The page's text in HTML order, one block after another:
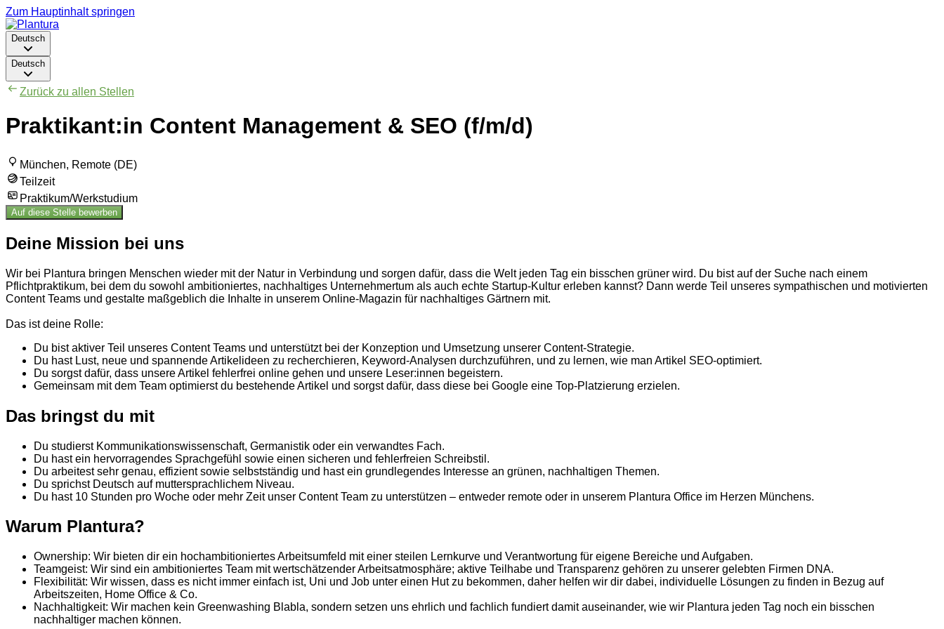
Zum Hauptinhalt springen
Deutsch
Deutsch
Zurück zu allen Stellen
Praktikant:in Content Management & SEO (f/m/d)
München, Remote (DE)
Teilzeit
Praktikum/Werkstudium
Auf diese Stelle bewerben
Deine Mission bei uns
Wir bei Plantura bringen Menschen wieder mit der Natur in Verbindung und sorgen dafür, dass die Welt jeden Tag ein bisschen grüner wird. Du bist auf der Suche nach einem
Pflichtpraktikum, bei dem du sowohl ambitioniertes, nachhaltiges Unternehmertum als auch echte Startup-Kultur erleben kannst? Dann werde Teil unseres sympathischen und motivierten
Content Teams und gestalte maßgeblich die Inhalte in unserem Online-Magazin für nachhaltiges Gärtnern mit.
Das ist deine Rolle:
Du bist aktiver Teil unseres Content Teams und unterstützt bei der Konzeption und Umsetzung unserer Content-Strategie.
Du hast Lust, neue und spannende Artikelideen zu recherchieren, Keyword-Analysen durchzuführen, und zu lernen, wie man Artikel SEO-optimiert.
Du sorgst dafür, dass unsere Artikel fehlerfrei online gehen und unsere Leser:innen begeistern.
Gemeinsam mit dem Team optimierst du bestehende Artikel und sorgst dafür, dass diese bei Google eine Top-Platzierung erzielen.
Das bringst du mit
Du studierst Kommunikationswissenschaft, Germanistik oder ein verwandtes Fach.
Du hast ein hervorragendes Sprachgefühl sowie einen sicheren und fehlerfreien Schreibstil.
Du arbeitest sehr genau, effizient sowie selbstständig und hast ein grundlegendes Interesse an grünen, nachhaltigen Themen.
Du sprichst Deutsch auf muttersprachlichem Niveau.
Du hast 10 Stunden pro Woche oder mehr Zeit unser Content Team zu unterstützen – entweder remote oder in unserem Plantura Office im Herzen Münchens.
Warum Plantura?
Ownership: Wir bieten dir ein hochambitioniertes Arbeitsumfeld mit einer steilen Lernkurve und Verantwortung für eigene Bereiche und Aufgaben.
Teamgeist: Wir sind ein ambitioniertes Team mit wertschätzender Arbeitsatmosphäre; aktive Teilhabe und Transparenz gehören zu unserer gelebten Firmen DNA.
Flexibilität: Wir wissen, dass es nicht immer einfach ist, Uni und Job unter einen Hut zu bekommen, daher helfen wir dir dabei, individuelle Lösungen zu finden in Bezug auf
Arbeitszeiten, Home Office & Co.
Nachhaltigkeit: Wir machen kein Greenwashing Blabla, sondern setzen uns ehrlich und fachlich fundiert damit auseinander, wie wir Plantura jeden Tag noch ein bisschen
nachhaltiger machen können.